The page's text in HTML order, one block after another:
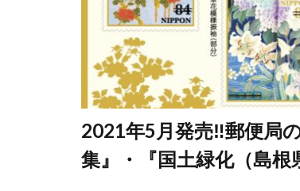
2021年5月発売‼郵便局
集』・『国土緑化（島根